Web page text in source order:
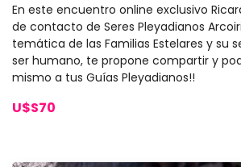
En este encuentro online exclusivo
de contacto de Seres Pleyadianos
temática de las Familias Estelares y su
ser humano, te propone compartir y
mismo a tus Guías Pleyadianos!!
U$S70